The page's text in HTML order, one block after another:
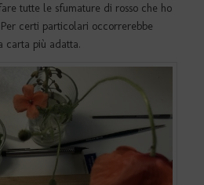
tutte le sfumature di rosso che ho
certi particolari occorrerebbe
carta più adatta.